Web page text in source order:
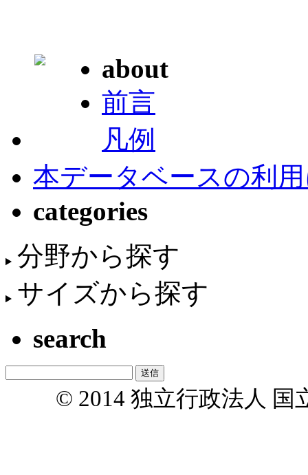
about
前言
凡例
本データベースの利
categories
分野から探す
サイズから探す
search
© 2014 独立行政法人 国